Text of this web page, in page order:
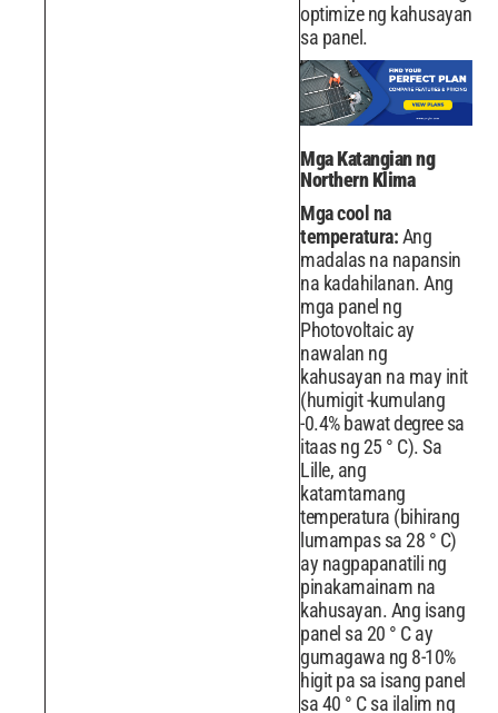
optimize ng kahusayan
sa panel.
Mga Katangian ng
Northern Klima
Mga cool na
temperatura:Ang
madalas na napansin
na kadahilanan. Ang
mga panel ng
Photovoltaic ay
nawalan ng
kahusayan na may init
(humigit -kumulang
-0.4% bawat degree sa
itaas ng 25 ° C). Sa
Lille, ang
katamtamang
temperatura (bihirang
lumampas sa 28 ° C)
ay nagpapanatili ng
pinakamainam na
kahusayan. Ang isang
panel sa 20 ° C ay
gumagawa ng 8-10%
higit pa sa isang panel
sa 40 ° C sa ilalim ng